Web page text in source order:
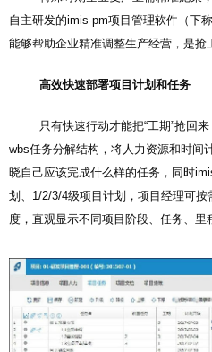
自主研发的imis-pm项目管理软件 （下
能够帮助企业精准调整生产经营，是抢
高效快速部署项目计划和任务
只有快速行动才能把“工期”抢回
wbs任务分解结构，将人力资源和时间
晓自己应该完成什么样的任务，同时
划、1/2/3/4级项目计划，项目经理可
度，直观显示不同项目阶段、任务、里